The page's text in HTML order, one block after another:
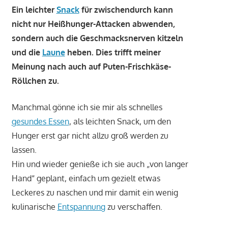
Ein leichter Snackfür zwischendurch kann
nicht nur Heißhunger-Attacken abwenden,
sondern auch die Geschmacksnerven kitzeln
und die Launeheben. Dies trifft meiner
Meinung nach auch auf Puten-Frischkäse-
Röllchen zu.
Manchmal gönne ich sie mir als schnelles
gesundes Essen, als leichten Snack, um den
Hunger erst gar nicht allzu groß werden zu
lassen.
Hin und wieder genieße ich sie auch „von langer
Hand“ geplant, einfach um gezielt etwas
Leckeres zu naschen und mir damit ein wenig
kulinarische Entspannungzu verschaffen.